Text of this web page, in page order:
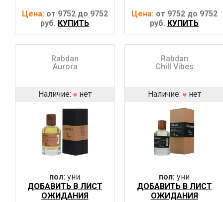
Цена: от 9752 до 9752
руб. КУПИТЬ
Цена: от 9752 до 9752
руб. КУПИТЬ
Rabdan
Aurora
Наличие: нет
пол: уни
ДОБАВИТЬ В ЛИСТ
ОЖИДАНИЯ
Rabdan
Chill Vibes
Наличие: нет
пол: уни
ДОБАВИТЬ В ЛИСТ
ОЖИДАНИЯ